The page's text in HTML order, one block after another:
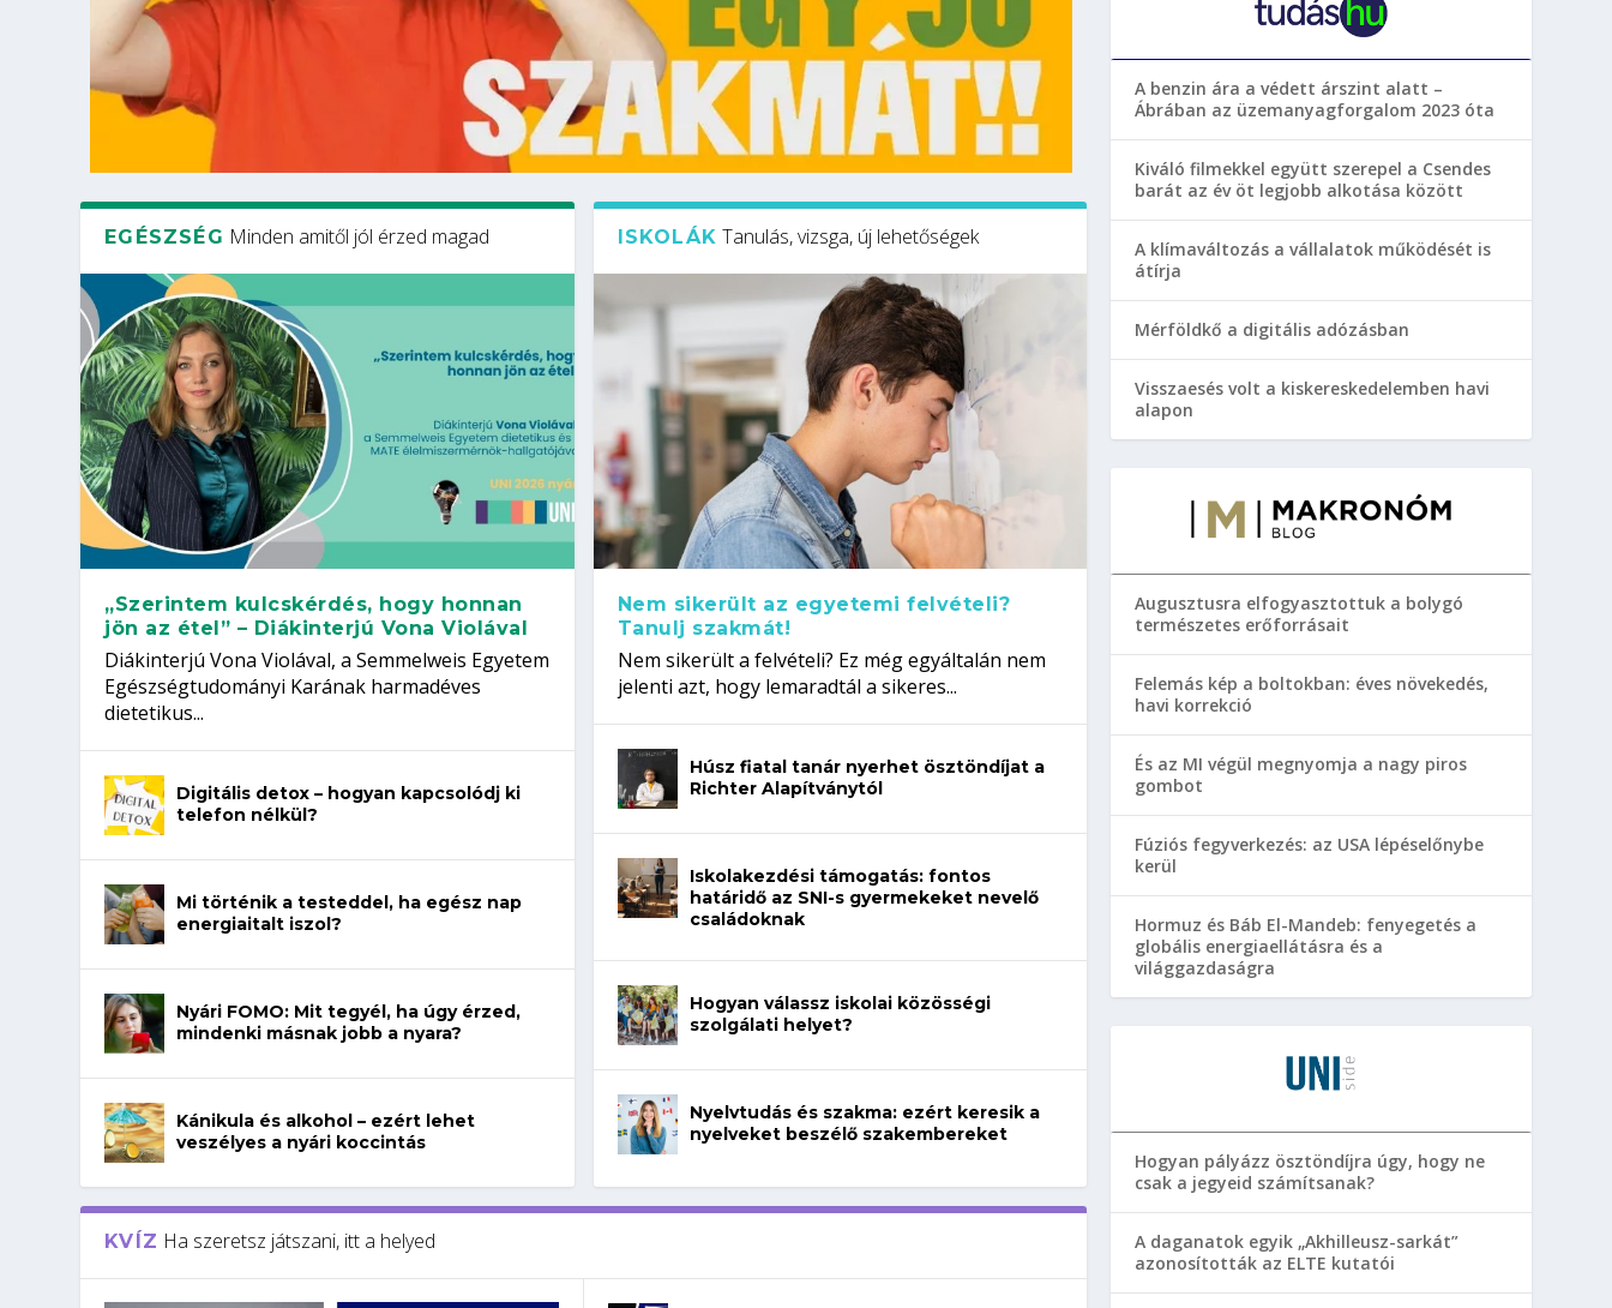
EGÉSZSÉG Minden amitől jól érzed magad
„Szerintem kulcskérdés, hogy honnan
jön az étel” – Diákinterjú Vona Violával
Diákinterjú Vona Violával, a Semmelweis Egyetem
Egészségtudományi Karának harmadéves
dietetikus...
Digitális detox – hogyan kapcsolódj ki
telefon nélkül?
Mi történik a testeddel, ha egész nap
energiaitalt iszol?
Nyári FOMO: Mit tegyél, ha úgy érzed,
mindenki másnak jobb a nyara?
Kánikula és alkohol – ezért lehet
veszélyes a nyári koccintás
ISKOLÁK Tanulás, vizsga, új lehetőségek
Nem sikerült az egyetemi felvételi?
Tanulj szakmát!
Nem sikerült a felvételi? Ez még egyáltalán nem
jelenti azt, hogy lemaradtál a sikeres...
Húsz fiatal tanár nyerhet ösztöndíjat a
Richter Alapítványtól
Iskolakezdési támogatás: fontos
határidő az SNI-s gyermekeket nevelő
családoknak
Hogyan válassz iskolai közösségi
szolgálati helyet?
Nyelvtudás és szakma: ezért keresik a
nyelveket beszélő szakembereket
KVÍZ Ha szeretsz játszani, itt a helyed
A benzin ára a védett árszint alatt –
Ábrában az üzemanyagforgalom 2023 óta
Kiváló filmekkel együtt szerepel a Csendes
barát az év öt legjobb alkotása között
A klímaváltozás a vállalatok működését is
átírja
Mérföldkő a digitális adózásban
Visszaesés volt a kiskereskedelemben havi
alapon
Augusztusra elfogyasztottuk a bolygó
természetes erőforrásait
Felemás kép a boltokban: éves növekedés,
havi korrekció
És az MI végül megnyomja a nagy piros
gombot
Fúziós fegyverkezés: az USA lépéselőnybe
kerül
Hormuz és Báb El-Mandeb: fenyegetés a
globális energiaellátásra és a
világgazdaságra
Hogyan pályázz ösztöndíjra úgy, hogy ne
csak a jegyeid számítsanak?
A daganatok egyik „Akhilleusz-sarkát”
azonosították az ELTE kutatói